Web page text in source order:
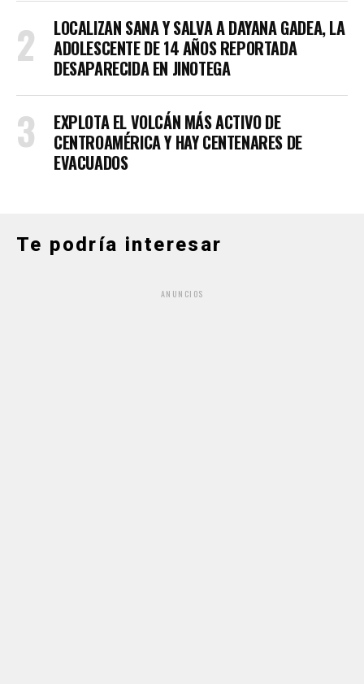
LOCALIZAN SANA Y SALVA A DAYANA GADEA, LA
ADOLESCENTE DE 14 AÑOS REPORTADA
DESAPARECIDA EN JINOTEGA
EXPLOTA EL VOLCÁN MÁS ACTIVO DE
CENTROAMÉRICA Y HAY CENTENARES DE
EVACUADOS
Te podría interesar
ANUNCIOS